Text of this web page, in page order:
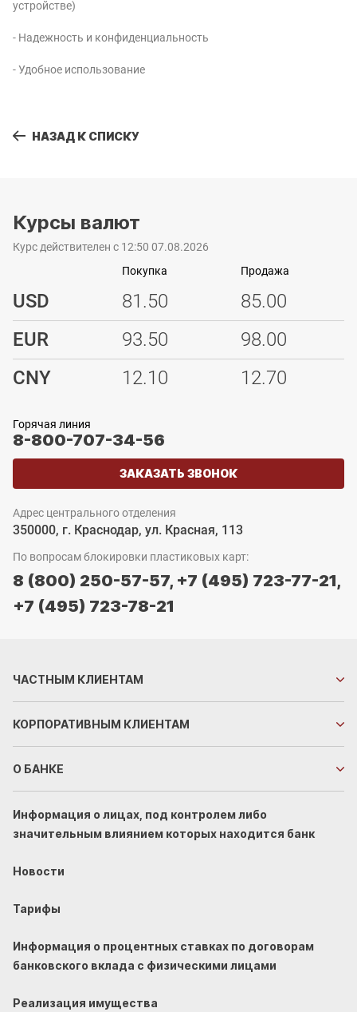
устройстве)
- Надежность и конфиденциальность
- Удобное использование
НАЗАД К СПИСКУ
Курсы валют
Курс действителен с 12:50 07.08.2026
USD
Покупка
81.50
Продажа
85.00
EUR
93.50
98.00
CNY
12.10 12.70
Горячая линия
8-800-707-34-56
ЗАКАЗАТЬ ЗВОНОК
Адрес центрального отделения
350000, г. Краснодар, ул. Красная, 113
По вопросам блокировки пластиковых карт:
8 (800) 250-57-57, +7 (495) 723-77-21,
+7 (495) 723-78-21
ЧАСТНЫМ КЛИЕНТАМ
КОРПОРАТИВНЫМ КЛИЕНТАМ
О БАНКЕ
Информация о лицах, под контролем либо
значительным влиянием которых находится банк
Новости
Тарифы
Информация о процентных ставках по договорам
банковского вклада с физическими лицами
Реализация имущества